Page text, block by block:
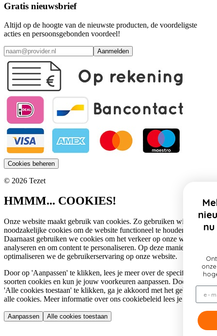
Gratis nieuwsbrief
Altijd op de hoogte van de nieuwste producten, de voordeligste
acties en persoonsgebonden voordeel!
Aanmelden
Cookies beheren
© 2026 Tezet
HMMM... COOKIES!
Onze website maakt gebruik van cookies. Zo gebruiken wij
noodzakelijke cookies om de website functioneel te houden.
Daarnaast gebruiken we cookies om het verkeer op onze website te
analyseren en om content te personaliseren. Op deze manier
optimaliseren we de gebruikerservaring op onze website.
Door op 'Aanpassen' te klikken, lees je meer over de specifieke
soorten cookies en kun je jouw voorkeuren aanpassen. Door op
'Alle cookies toestaan' te klikken, ga je akkoord met het gebruik van
alle cookies. Meer informatie over ons cookiebeleid lees je
Aanpassen Alle cookies toestaan
Meld je aan voor onze
nieuwsbrief en profiteer
nu van 10% korting op
Sintpakketten!
Ontvang als eerste updates over
onze nieuwe collectie, profiteer van
hoge kortingen en nog veel meer!
Email